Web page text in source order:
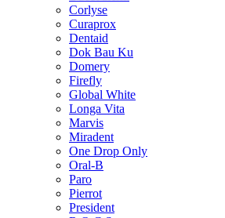
Corlyse
Curaprox
Dentaid
Dok Bau Ku
Domery
Firefly
Global White
Longa Vita
Marvis
Miradent
One Drop Only
Oral-B
Paro
Pierrot
President